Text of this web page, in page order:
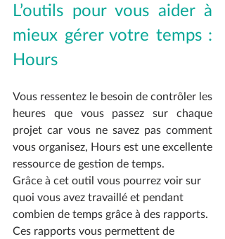
L’outils pour vous aider à
mieux gérer votre temps :
Hours
Vous ressentez le besoin de contrôler les
heures que vous passez sur chaque
projet car vous ne savez pas comment
vous organisez, Hours est une excellente
ressource de gestion de temps.
Grâce à cet outil vous pourrez voir sur
quoi vous avez travaillé et pendant
combien de temps grâce à des rapports.
Ces rapports vous permettent de